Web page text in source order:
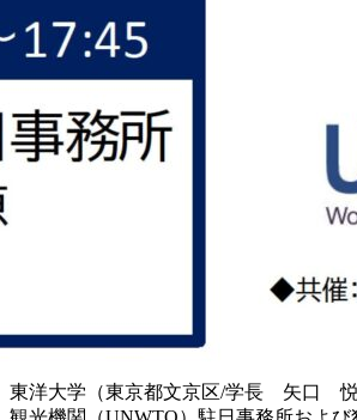
東洋大学（東京都文京区/学長 矢口 悦